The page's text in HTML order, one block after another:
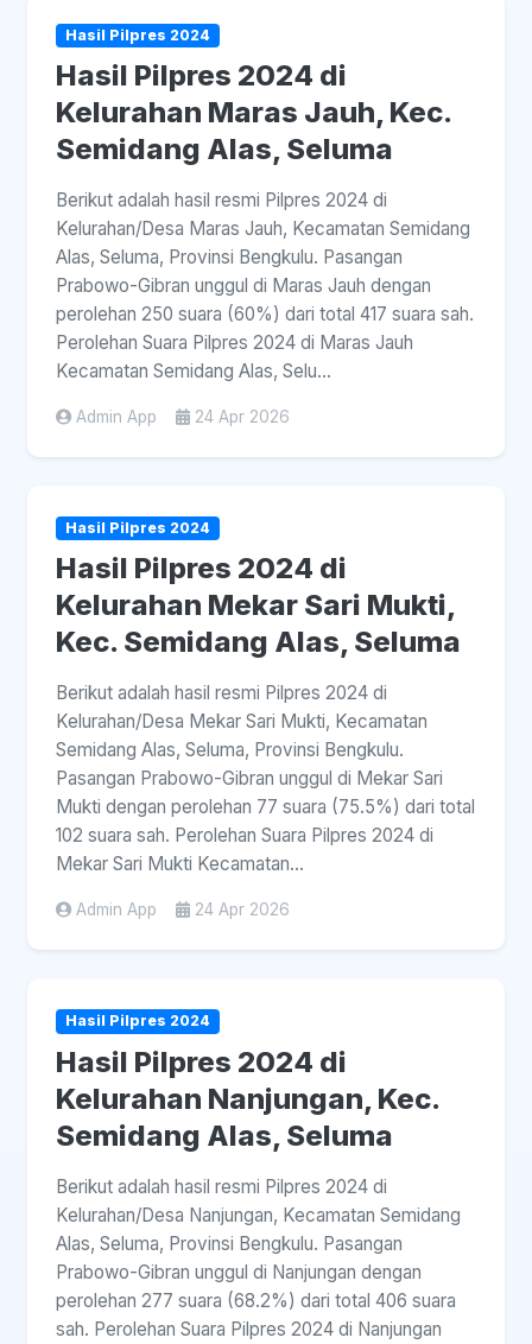
Hasil Pilpres 2024
Hasil Pilpres 2024 di
Kelurahan Maras Jauh, Kec.
Semidang Alas, Seluma
Berikut adalah hasil resmi Pilpres 2024 di
Kelurahan/Desa Maras Jauh, Kecamatan Semidang
Alas, Seluma, Provinsi Bengkulu. Pasangan
Prabowo-Gibran unggul di Maras Jauh dengan
perolehan 250 suara (60%) dari total 417 suara sah.
Perolehan Suara Pilpres 2024 di Maras Jauh
Kecamatan Semidang Alas, Selu...
Admin App 24 Apr 2026
Hasil Pilpres 2024
Hasil Pilpres 2024 di
Kelurahan Mekar Sari Mukti,
Kec. Semidang Alas, Seluma
Berikut adalah hasil resmi Pilpres 2024 di
Kelurahan/Desa Mekar Sari Mukti, Kecamatan
Semidang Alas, Seluma, Provinsi Bengkulu.
Pasangan Prabowo-Gibran unggul di Mekar Sari
Mukti dengan perolehan 77 suara (75.5%) dari total
102 suara sah. Perolehan Suara Pilpres 2024 di
Mekar Sari Mukti Kecamatan...
Admin App 24 Apr 2026
Hasil Pilpres 2024
Hasil Pilpres 2024 di
Kelurahan Nanjungan, Kec.
Semidang Alas, Seluma
Berikut adalah hasil resmi Pilpres 2024 di
Kelurahan/Desa Nanjungan, Kecamatan Semidang
Alas, Seluma, Provinsi Bengkulu. Pasangan
Prabowo-Gibran unggul di Nanjungan dengan
perolehan 277 suara (68.2%) dari total 406 suara
sah. Perolehan Suara Pilpres 2024 di Nanjungan